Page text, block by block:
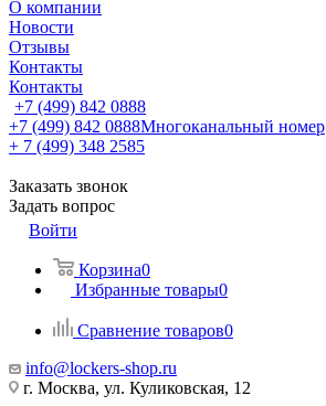
О компании
Новости
Отзывы
Контакты
Контакты
+7 (499) 842 0888
+7 (499) 842 0888Многоканальный номер
+ 7 (499) 348 2585
Заказать звонок
Задать вопрос
Войти
Корзина0
Избранные товары0
Сравнение товаров0
info@lockers-shop.ru
г. Москва, ул. Куликовская, 12